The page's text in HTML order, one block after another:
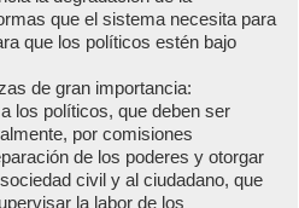
que el sistema necesita para
que los políticos estén bajo
de gran importancia:
los políticos, que deben ser
por comisiones
de los poderes y otorgar
civil y al ciudadano, que
la labor de los